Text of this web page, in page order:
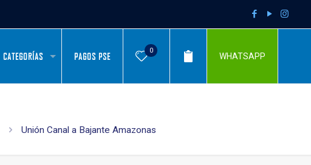
CATEGORÍAS PAGOS PSE
0
WHATSAPP
Unión Canal a Bajante Amazonas